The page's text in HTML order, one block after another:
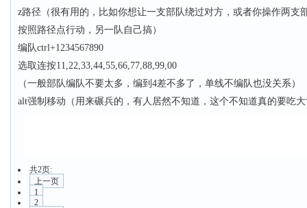
z路径（很有用的，比如你想让一支部队绕过对方，或者你操作两支
按照路径点行动，另一队自己搞）
编队ctrl+1234567890
选取连按11,22,33,44,55,66,77,88,99,00
（一般部队编队不要太多，编到4差不多了，单线不编队也没关系）
alt强制移动（用来碾兵的，有人居然不知道，这个不知道真的要吃
共2页:
上一页
1
2